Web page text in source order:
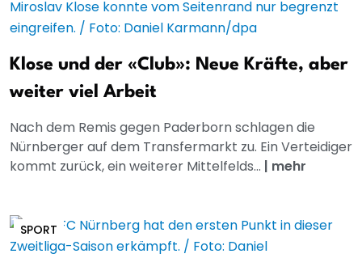
Klose und der «Club»: Neue Kräfte, aber
weiter viel Arbeit
Nach dem Remis gegen Paderborn schlagen die
Nürnberger auf dem Transfermarkt zu. Ein Verteidiger
kommt zurück, ein weiterer Mittelfelds... | mehr
SPORT